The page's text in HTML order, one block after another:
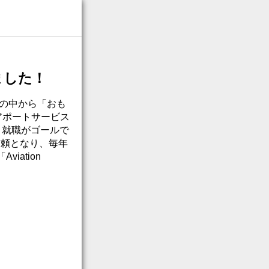
た！
中から「おも
ートサービス
職がゴールで
となり、毎年
Aviation